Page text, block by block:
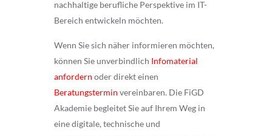
nachhaltige berufliche Perspektive im IT-
Bereich entwickeln möchten.
Wenn Sie sich näher informieren möchten,
können Sie unverbindlich Infomaterial
anfordern oder direkt einen
Beratungstermin vereinbaren. Die FiGD
Akademie begleitet Sie auf Ihrem Weg in
eine digitale, technische und